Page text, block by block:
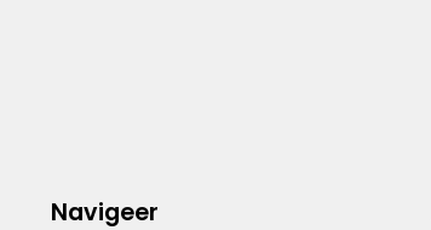
Navigeer